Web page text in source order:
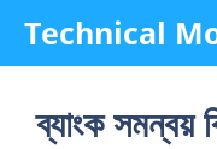
content
Technical
ব্যাংক সমন্বয়